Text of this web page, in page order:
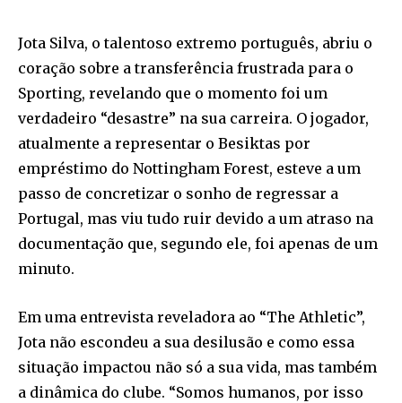
Jota Silva, o talentoso extremo português, abriu o
coração sobre a transferência frustrada para o
Sporting, revelando que o momento foi um
verdadeiro “desastre” na sua carreira. O jogador,
atualmente a representar o Besiktas por
empréstimo do Nottingham Forest, esteve a um
passo de concretizar o sonho de regressar a
Portugal, mas viu tudo ruir devido a um atraso na
documentação que, segundo ele, foi apenas de um
minuto.
Em uma entrevista reveladora ao “The Athletic”,
Jota não escondeu a sua desilusão e como essa
situação impactou não só a sua vida, mas também
a dinâmica do clube. “Somos humanos, por isso